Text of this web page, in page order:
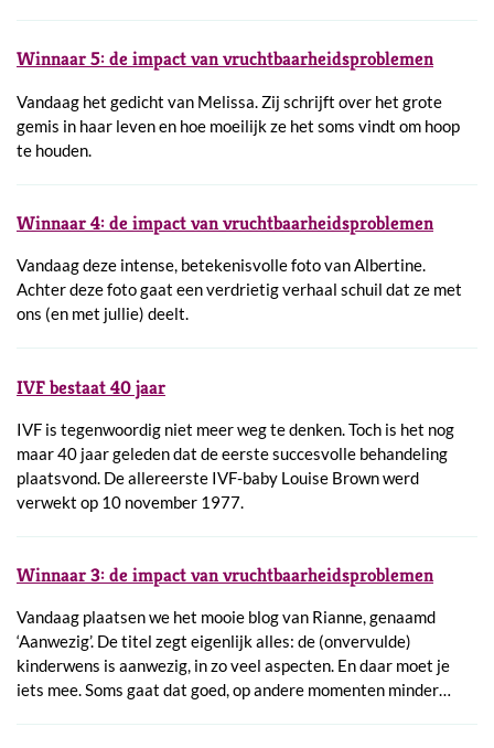
Winnaar 5: de impact van vruchtbaarheidsproblemen
Vandaag het gedicht van Melissa. Zij schrijft over het grote
gemis in haar leven en hoe moeilijk ze het soms vindt om hoop
te houden.
Winnaar 4: de impact van vruchtbaarheidsproblemen
Vandaag deze intense, betekenisvolle foto van Albertine.
Achter deze foto gaat een verdrietig verhaal schuil dat ze met
ons (en met jullie) deelt.
IVF bestaat 40 jaar
IVF is tegenwoordig niet meer weg te denken. Toch is het nog
maar 40 jaar geleden dat de eerste succesvolle behandeling
plaatsvond. De allereerste IVF-baby Louise Brown werd
verwekt op 10 november 1977.
Winnaar 3: de impact van vruchtbaarheidsproblemen
Vandaag plaatsen we het mooie blog van Rianne, genaamd
‘Aanwezig’. De titel zegt eigenlijk alles: de (onvervulde)
kinderwens is aanwezig, in zo veel aspecten. En daar moet je
iets mee. Soms gaat dat goed, op andere momenten minder…